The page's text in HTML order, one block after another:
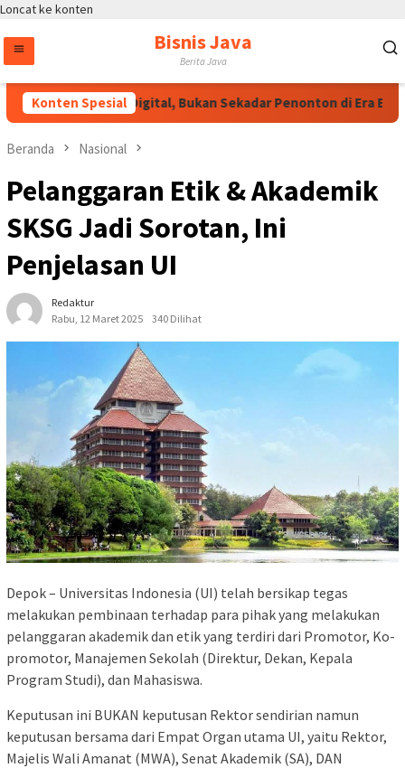
Loncat ke konten
Bisnis Java
Berita Java
Konten Spesial
Talenta Digital, Bukan Sekadar Penonton di Era E-Sports
Beranda Nasional
Pelanggaran Etik & Akademik
SKSG Jadi Sorotan, Ini
Penjelasan UI
Redaktur
Rabu, 12 Maret 2025
340 Dilihat
Depok – Universitas Indonesia (UI) telah bersikap tegas
melakukan pembinaan terhadap para pihak yang melakukan
pelanggaran akademik dan etik yang terdiri dari Promotor, Ko-
promotor, Manajemen Sekolah (Direktur, Dekan, Kepala
Program Studi), dan Mahasiswa.
Keputusan ini BUKAN keputusan Rektor sendirian namun
keputusan bersama dari Empat Organ utama UI, yaitu Rektor,
Majelis Wali Amanat (MWA), Senat Akademik (SA), DAN